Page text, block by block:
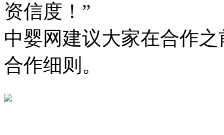
资信度！”
中婴网建议大家在合作
合作细则。